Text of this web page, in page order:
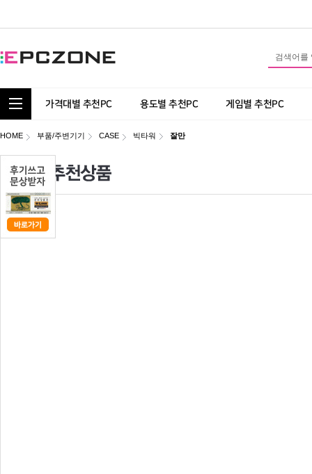
통합 카테고리 보기
가격대별 추천PC 용도별 추천PC 게임별 추천PC
HOME 부품/주변기기 CASE 빅타워 잘만